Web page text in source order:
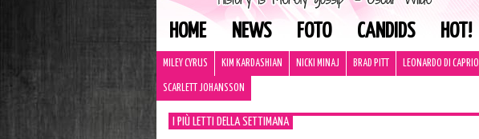
HOME NEWS FOTO CANDIDS HOT!
MILEY CYRUS KIM KARDASHIAN NICKI MINAJ BRAD PITT LEONARDO DI CAPRIO
SCARLETT JOHANSSON
I PIÙ LETTI DELLA SETTIMANA